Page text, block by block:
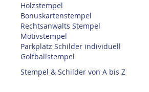
Holzstempel
Bonuskartenstempel
Rechtsanwalts Stempel
Motivstempel
Parkplatz Schilder individuell
Golfballstempel
Stempel & Schilder von A bis Z